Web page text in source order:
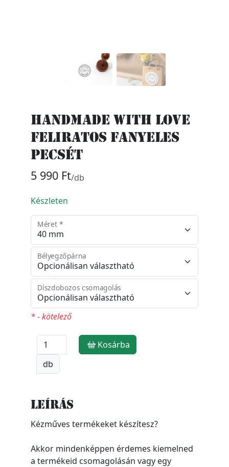
Handmade with love
feliratos fanyeles
pecsét
5 990 Ft/db
Készleten
Méret *
Bélyegzőpárna
Díszdobozos csomagolás
* - kötelező
db
Kosárba
Leírás
Kézműves termékeket készítesz?
Akkor mindenképpen érdemes kiemelned
a termékeid csomagolásán vagy egy